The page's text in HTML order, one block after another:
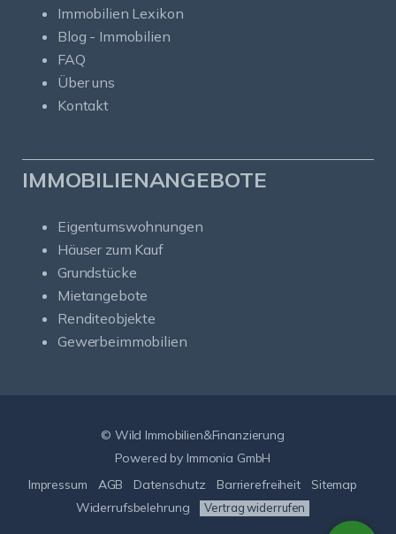
Immobilien Lexikon
Blog - Immobilien
FAQ
Über uns
Kontakt
IMMOBILIENANGEBOTE
Eigentumswohnungen
Häuser zum Kauf
Grundstücke
Mietangebote
Renditeobjekte
Gewerbeimmobilien
© Wild Immobilien&Finanzierung
Powered by Immonia GmbH
Impressum
AGB Datenschutz Barrierefreiheit
Sitemap
Widerrufsbelehrung
Vertrag widerrufen